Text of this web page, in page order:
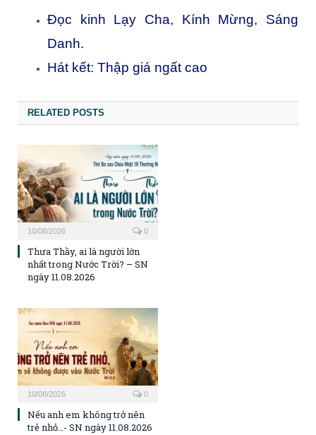
Đọc kinh Lạy Cha, Kính Mừng, Sáng
Danh.
Hát kết: Thập giá ngất cao
RELATED POSTS
10/08/2026 0
Thưa Thầy, ai là người lớn
nhất trong Nước Trời? – SN
ngày 11.08.2026
10/08/2026 0
Nếu anh em không trở nên
trẻ nhỏ…- SN ngày 11.08.2026